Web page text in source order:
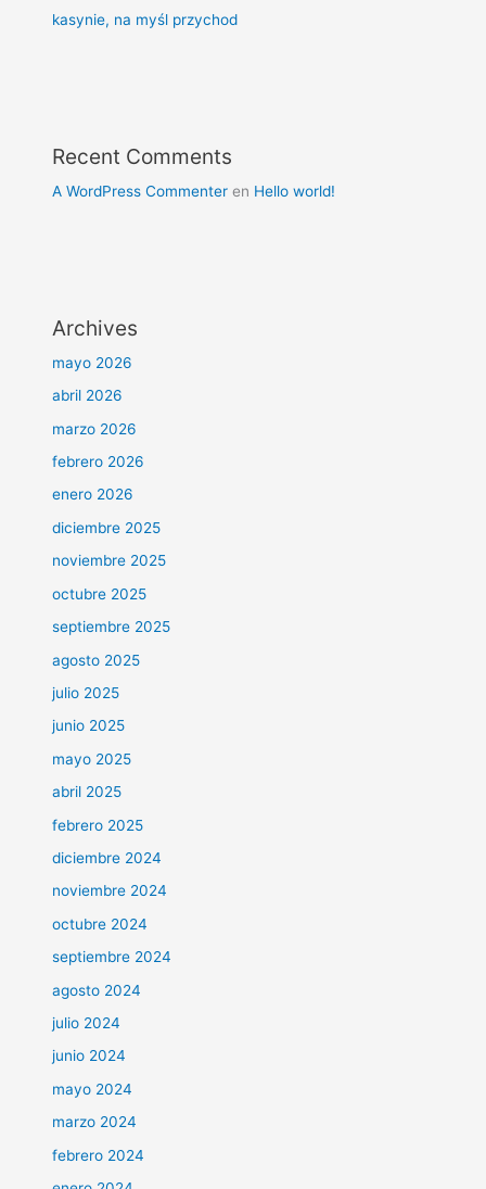
kasynie, na myśl przychod
Recent Comments
A WordPress Commenter en Hello world!
Archives
mayo 2026
abril 2026
marzo 2026
febrero 2026
enero 2026
diciembre 2025
noviembre 2025
octubre 2025
septiembre 2025
agosto 2025
julio 2025
junio 2025
mayo 2025
abril 2025
febrero 2025
diciembre 2024
noviembre 2024
octubre 2024
septiembre 2024
agosto 2024
julio 2024
junio 2024
mayo 2024
marzo 2024
febrero 2024